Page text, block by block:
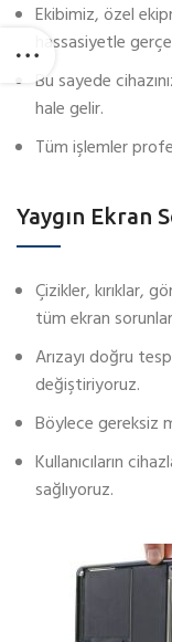
Ekibimiz, özel
hassasiyetle
Bu sayede
hale gelir.
Tüm işlemler
Yaygın Ekran
Çizikler, kırıklar,
tüm ekran
Arızayı doğru
değiştiriyoruz.
Böylece gereksiz
Kullanıcıların
sağlıyoruz.